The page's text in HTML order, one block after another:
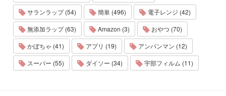
サランラップ (54)
簡単 (496)
電子レンジ (42)
無添加ラップ (63)
Amazon (3)
おやつ (70)
かぼちゃ (41)
アプリ (19)
アンパンマン (12)
スーパー (55)
ダイソー (34) 宇部フィルム (11)